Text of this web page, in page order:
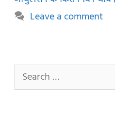
Leave a comment
Search
for: